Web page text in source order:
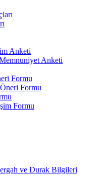
Anketi
Anketi
Formu
Formu
Formu
ve Durak Bilgileri